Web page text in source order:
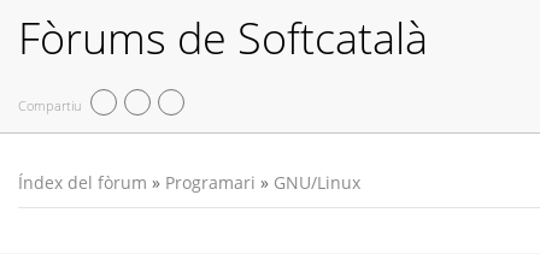
Fòrums de Softcatalà
Compartiu
Índex del fòrum » Programari » GNU/Linux